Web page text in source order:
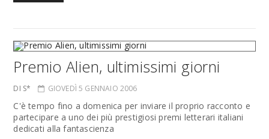
Premio Alien, ultimissimi giorni
DI S* GIOVEDÌ 5 GENNAIO 2006
C'è tempo fino a domenica per inviare il proprio racconto e
partecipare a uno dei più prestigiosi premi letterari italiani
dedicati alla fantascienza